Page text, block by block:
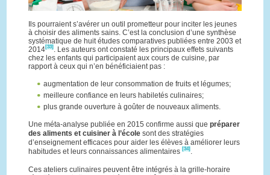
Ils pourraient s’avérer un outil prometteur pour inciter les jeunes
à choisir des aliments sains. C’est la conclusion d’une synthèse
systématique de huit études comparatives publiées entre 2003 et
2014[33] . Les auteurs ont constaté les principaux effets suivants
chez les enfants qui participaient aux cours de cuisine, par
rapport à ceux qui n’en bénéficiaient pas :
augmentation de leur consommation de fruits et légumes;
meilleure confiance en leurs habiletés culinaires;
plus grande ouverture à goûter de nouveaux aliments.
Une méta-analyse publiée en 2015 confirme aussi que préparer
des aliments et cuisiner à l’écolesont des stratégies
d’enseignement efficaces pour aider les élèves à améliorer leurs
habitudes et leurs connaissances alimentaires [34] .
Ces ateliers culinaires peuvent être intégrés à la grille-horaire